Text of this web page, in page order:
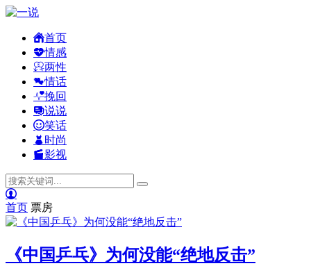
首页
情感
两性
情话
挽回
说说
笑话
时尚
影视
首页 票房
《中国乒乓》为何没能“绝地反击”